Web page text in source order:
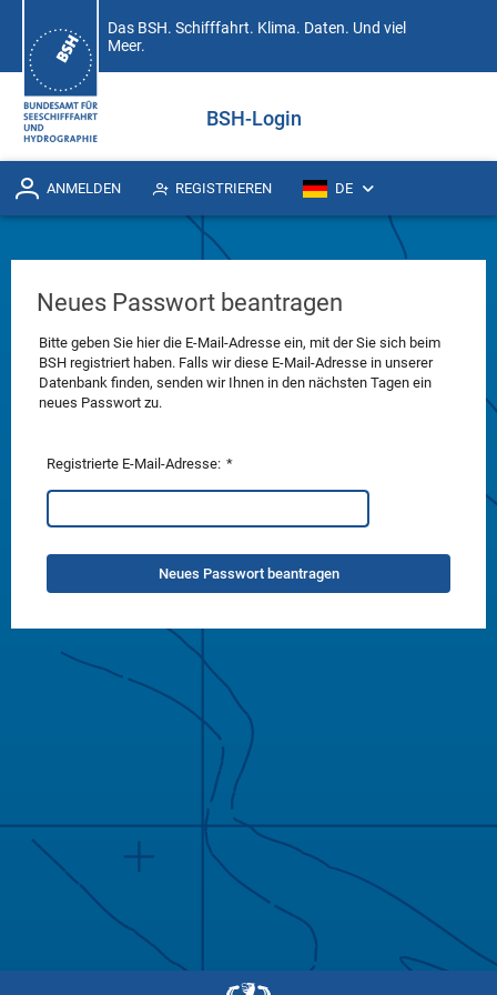
Das BSH. Schifffahrt. Klima. Daten. Und viel
Meer.
BSH-Login
ANMELDEN REGISTRIEREN DE
Neues Passwort beantragen
Bitte geben Sie hier die E-Mail-Adresse ein, mit der Sie sich beim
BSH registriert haben. Falls wir diese E-Mail-Adresse in unserer
Datenbank finden, senden wir Ihnen in den nächsten Tagen ein
neues Passwort zu.
Registrierte E-Mail-Adresse: *
Neues Passwort beantragen